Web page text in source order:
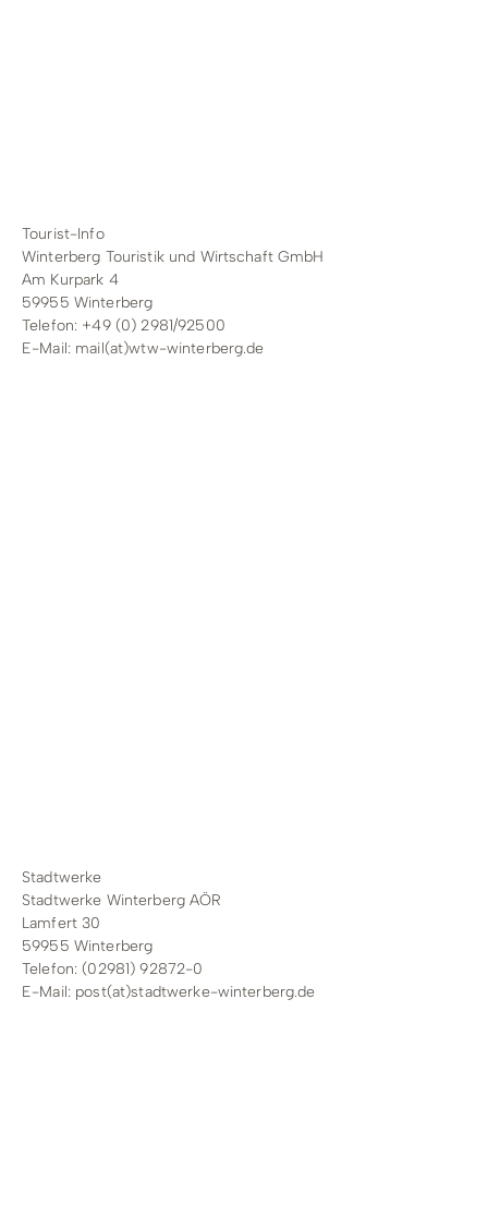
Tourist-Info
Winterberg Touristik und Wirtschaft GmbH
Am Kurpark 4
59955 Winterberg
Telefon: +49 (0) 2981/92500
E-Mail: mail(at)wtw-winterberg.de
Stadtwerke
Stadtwerke Winterberg AÖR
Lamfert 30
59955 Winterberg
Telefon: (02981) 92872-0
E-Mail: post(at)stadtwerke-winterberg.de